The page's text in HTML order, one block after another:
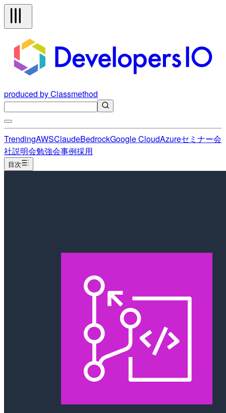
produced by Classmethod
TrendingAWSClaudeBedrockGoogle CloudAzureセミナー会
社説明会勉強会事例採用
目次